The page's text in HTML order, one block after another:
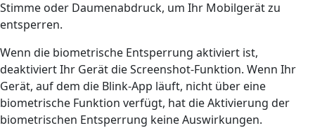
Stimme oder Daumenabdruck, um Ihr Mobilgerät zu
entsperren.
Wenn die biometrische Entsperrung aktiviert ist,
deaktiviert Ihr Gerät die Screenshot-Funktion. Wenn Ihr
Gerät, auf dem die Blink-App läuft, nicht über eine
biometrische Funktion verfügt, hat die Aktivierung der
biometrischen Entsperrung keine Auswirkungen.